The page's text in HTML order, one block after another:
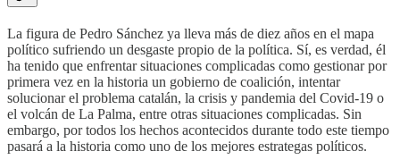
La figura de Pedro Sánchez ya lleva más de diez años en el mapa
político sufriendo un desgaste propio de la política. Sí, es verdad, él
ha tenido que enfrentar situaciones complicadas como gestionar por
primera vez en la historia un gobierno de coalición, intentar
solucionar el problema catalán, la crisis y pandemia del Covid-19 o
el volcán de La Palma, entre otras situaciones complicadas. Sin
embargo, por todos los hechos acontecidos durante todo este tiempo
pasará a la historia como uno de los mejores estrategas políticos.